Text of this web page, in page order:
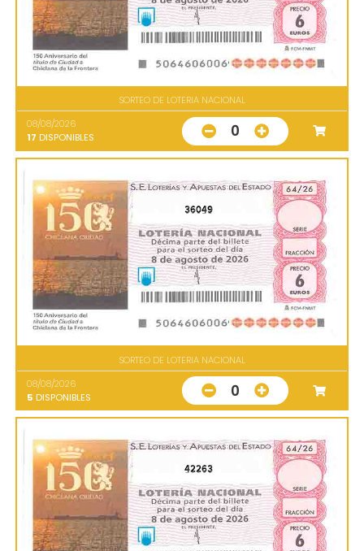
SORTEO DE LOTERIA NACIONAL
08/08/2026
17 DISPONIBLES 0
36049
SORTEO DE LOTERIA NACIONAL
08/08/2026
5 DISPONIBLES 0
42263